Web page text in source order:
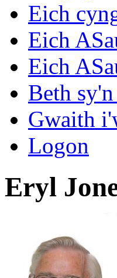
Eich
Eich
Eich
Beth
Gwaith
Logon
Eryl